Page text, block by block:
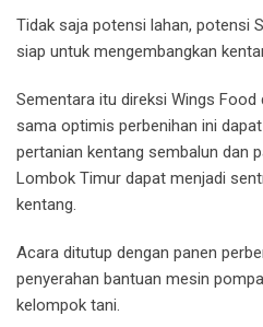
Tidak saja potensi lahan, potensi
siap untuk mengembangkan
Sementara itu direksi Wings
sama optimis perbenihan ini
pertanian kentang sembalun dan
Lombok Timur dapat menjadi
kentang.
Acara ditutup dengan panen
penyerahan bantuan mesin
kelompok tani.